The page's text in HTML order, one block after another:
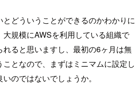
どういうことができるのかわかりに
大規模にAWSを利用している組織で
れると思いますし、最初の6ヶ月は無
となので、まずはミニマムに設定し
のではないでしょうか。